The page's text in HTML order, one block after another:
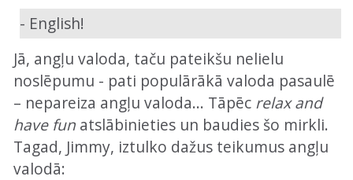
- English!
Jā, angļu valoda, taču pateikšu nelielu
noslēpumu - pati populārākā valoda pasaulē
– nepareiza angļu valoda... Tāpēc relax and
have funatslābinieties un baudies šo mirkli.
Tagad, Jimmy, iztulko dažus teikumus angļu
valodā: